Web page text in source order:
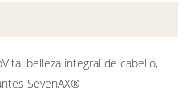
belleza integral de cabello,
SevenAX®